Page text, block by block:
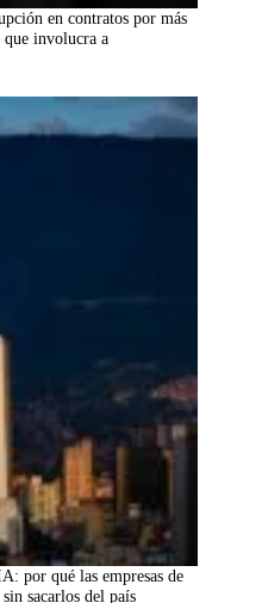
en contratos por más
involucra a
por qué las empresas de
sacarlos del país